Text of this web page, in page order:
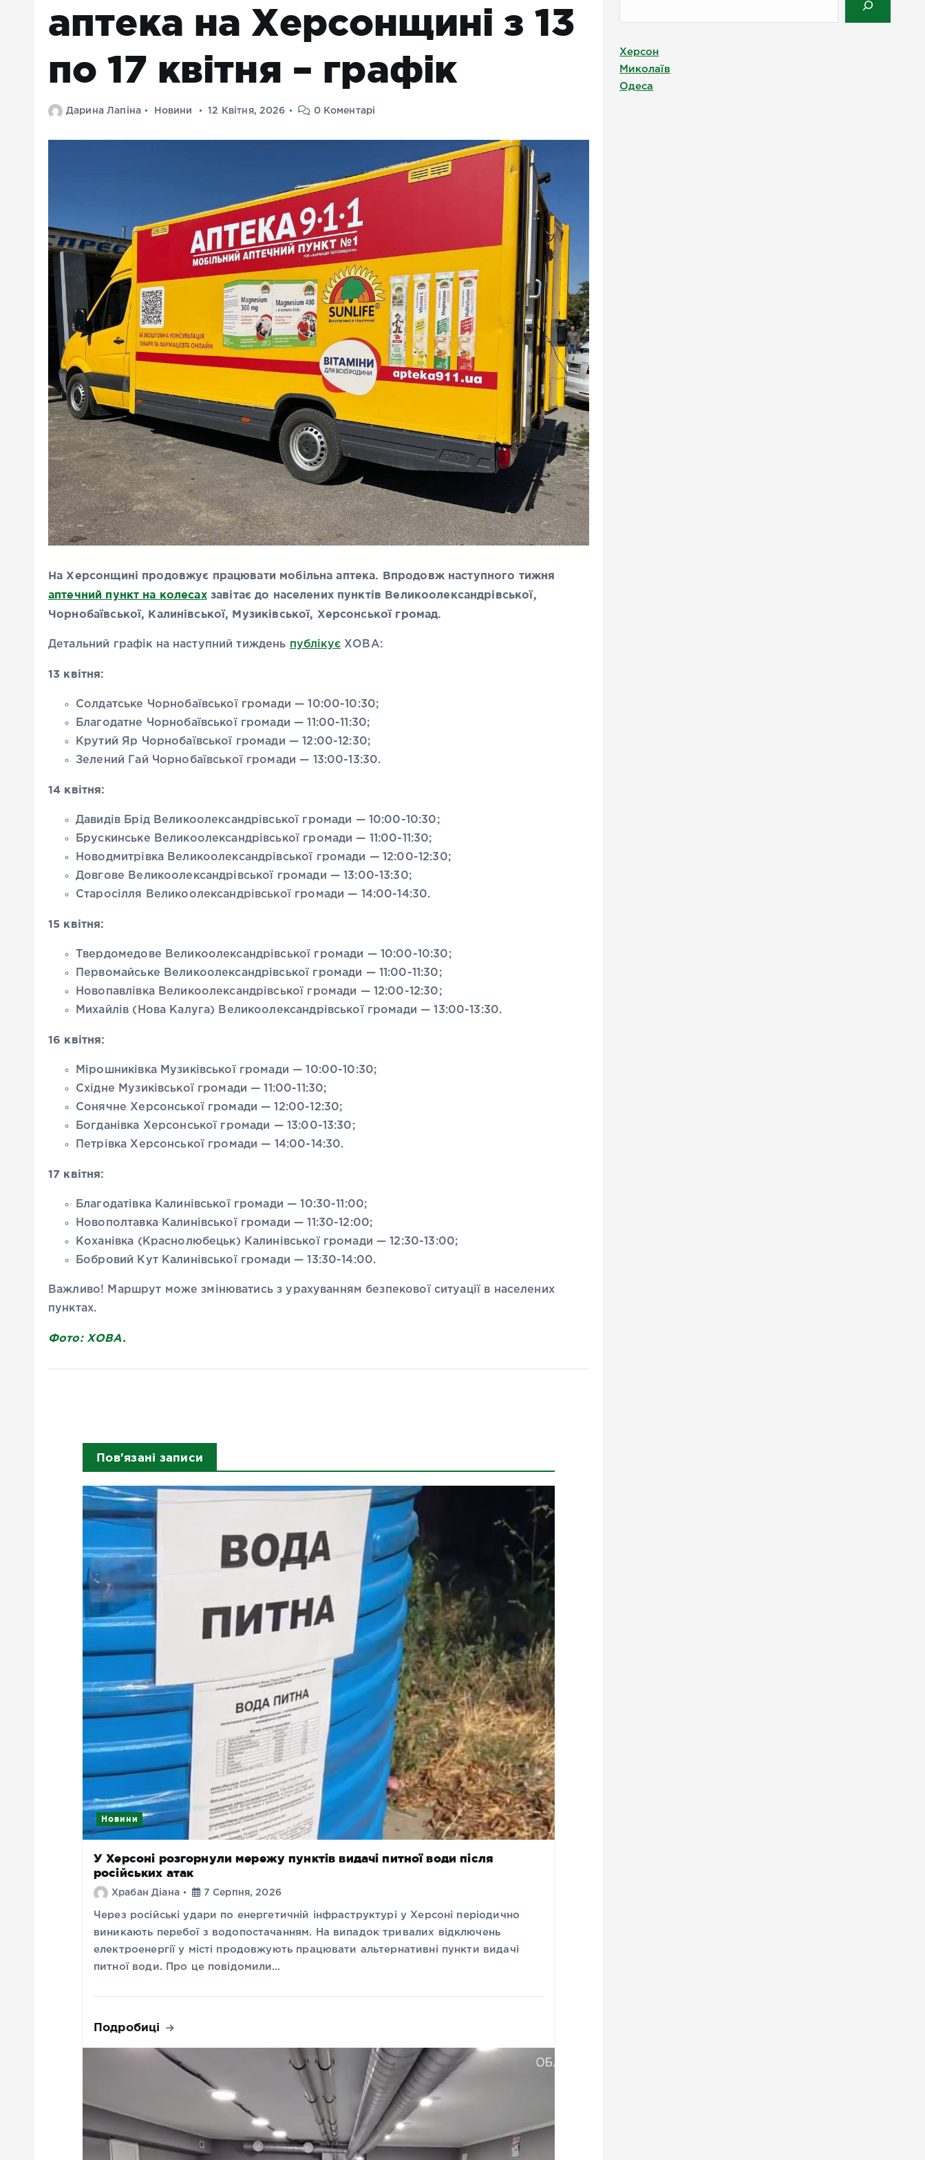
аптека на Херсонщині з 13
по 17 квітня – графік
Дарина Лапіна Новини 12 Квітня, 2026 0 Коментарі
На Херсонщині продовжує працювати мобільна аптека. Впродовж наступного тижня
аптечний пункт на колесахзавітає до населених пунктів Великоолександрівської,
Чорнобаївської, Калинівської, Музиківської, Херсонської громад.
Детальний графік на наступний тиждень публікуєХОВА:
13 квітня:
Солдатське Чорнобаївської громади — 10:00-10:30;
Благодатне Чорнобаївської громади — 11:00-11:30;
Крутий Яр Чорнобаївської громади — 12:00-12:30;
Зелений Гай Чорнобаївської громади — 13:00-13:30.
14 квітня:
Давидів Брід Великоолександрівської громади — 10:00-10:30;
Брускинське Великоолександрівської громади — 11:00-11:30;
Новодмитрівка Великоолександрівської громади — 12:00-12:30;
Довгове Великоолександрівської громади — 13:00-13:30;
Старосілля Великоолександрівської громади — 14:00-14:30.
15 квітня:
Твердомедове Великоолександрівської громади — 10:00-10:30;
Первомайське Великоолександрівської громади — 11:00-11:30;
Новопавлівка Великоолександрівської громади — 12:00-12:30;
Михайлів (Нова Калуга) Великоолександрівської громади — 13:00-13:30.
16 квітня:
Мірошниківка Музиківської громади — 10:00-10:30;
Східне Музиківської громади — 11:00-11:30;
Сонячне Херсонської громади — 12:00-12:30;
Богданівка Херсонської громади — 13:00-13:30;
Петрівка Херсонської громади — 14:00-14:30.
17 квітня:
Благодатівка Калинівської громади — 10:30-11:00;
Новополтавка Калинівської громади — 11:30-12:00;
Коханівка (Краснолюбецьк) Калинівської громади — 12:30-13:00;
Бобровий Кут Калинівської громади — 13:30-14:00.
Важливо! Маршрут може змінюватись з урахуванням безпекової ситуації в населених
пунктах.
Фото: ХОВА.
Пов'язані записи
Новини
У Херсоні розгорнули мережу пунктів видачі питної води після
російських атак
Храбан Діана 7 Серпня, 2026
Через російські удари по енергетичній інфраструктурі у Херсоні періодично
виникають перебої з водопостачанням. На випадок тривалих відключень
електроенергії у місті продовжують працювати альтернативні пункти видачі
питної води. Про це повідомили…
Подробиці
Херсон
Миколаїв
Одеса